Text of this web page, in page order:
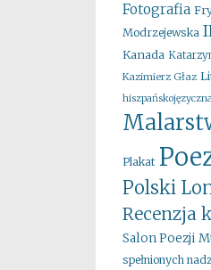
Fotografia
Modrzejewska
Kanada
Kazimierz Głaz
Plakat
Polski
Recenzja
Salon Poezji
spełnionych